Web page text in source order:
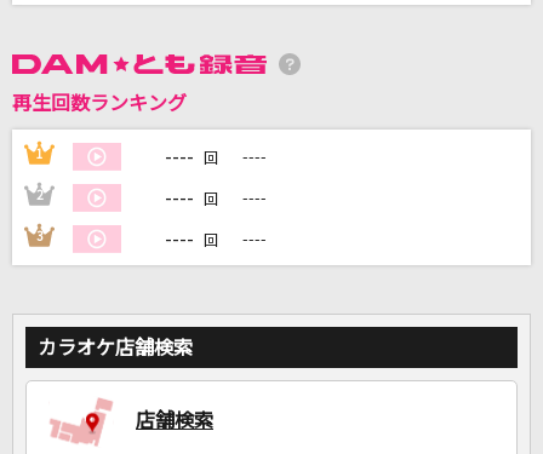
GEMN
No title
れをる
再生回数ランキング
1 ---- 回 ----
2 ---- 回 ----
3 ---- 回 ----
カラオケ店舗検索
店舗検索